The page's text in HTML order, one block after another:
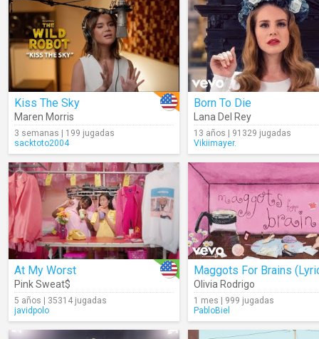
Kiss The Sky
Maren Morris
3 semanas | 199 jugadas
sacktoto2004
Born To Die
Lana Del Rey
13 años | 91329 jugadas
Vikiimayer.
At My Worst
Pink Sweat$
5 años | 35314 jugadas
javidpolo
Maggots For Brains
Olivia Rodrigo
1 mes | 999 jugadas
PabloBiel